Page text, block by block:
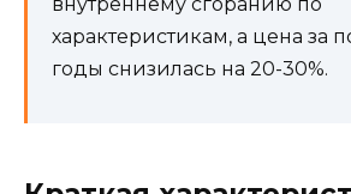
характеристикам, а цена за
годы снизилась на 20-30%.